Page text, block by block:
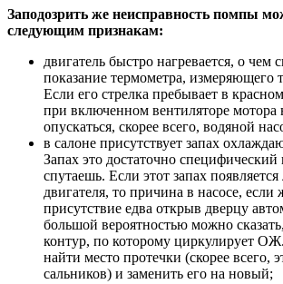
Заподозрить же неисправность помпы
следующим признакам:
двигатель быстро нагревается, о чем
показание термометра, измеряющего
Если его стрелка пребывает в
при включенном вентиляторе мотора
опускаться, скорее всего, водяной
в салоне присутствует запах
Запах это достаточно
спутаешь. Если этот запах
двигателя, то причина в насосе,
присутствие едва открыв дверцу
большой вероятностью можно
контур, по которому циркулирует
найти место протечки (скорее всего,
сальников) и заменить его на новый;